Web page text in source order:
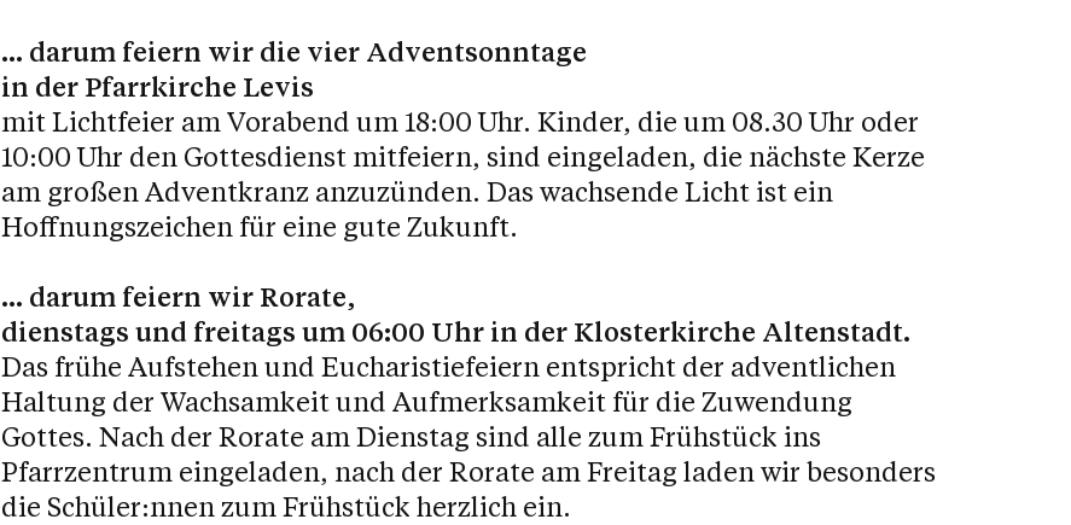
... darum feiern wir die vier Adventsonntage
in der Pfarrkirche Levis
mit Lichtfeier am Vorabend um 18:00 Uhr. Kinder, die um 08.30 Uhr oder
10:00 Uhr den Gottesdienst mitfeiern, sind eingeladen, die nächste Kerze
am großen Adventkranz anzuzünden. Das wachsende Licht ist ein
Hoffnungszeichen für eine gute Zukunft.
... darum feiern wir Rorate,
dienstags und freitags um 06:00 Uhr in der Klosterkirche Altenstadt.
Das frühe Aufstehen und Eucharistiefeiern entspricht der adventlichen
Haltung der Wachsamkeit und Aufmerksamkeit für die Zuwendung
Gottes. Nach der Rorate am Dienstag sind alle zum Frühstück ins
Pfarrzentrum eingeladen, nach der Rorate am Freitag laden wir besonders
die Schüler:nnen zum Frühstück herzlich ein.